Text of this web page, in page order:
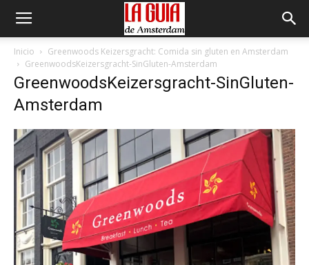
Inicio
Greenwoods Keizersgracht: Comida sin gluten en Amsterdam
GreenwoodsKeizersgracht-SinGluten-Amsterdam
GreenwoodsKeizersgracht-SinGluten-
Amsterdam